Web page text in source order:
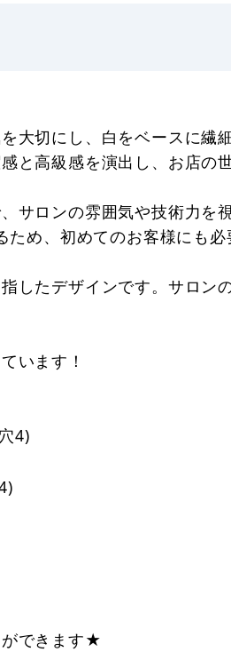
切にし、白をベースに繊
高級感を演出し、お店の
ロンの雰囲気や技術力を
め、初めてのお客様にも
したデザインです。サロン
います！
4)
ができます★